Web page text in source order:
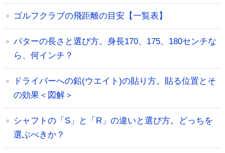
ゴルフクラブの飛距離の目安【一覧表】
パターの長さと選び方。身長170、175、180センチな
ら、何インチ？
ドライバーへの鉛(ウエイト)の貼り方。貼る位置とそ
の効果＜図解＞
シャフトの「S」と「R」の違いと選び方。どっちを
選ぶべきか？